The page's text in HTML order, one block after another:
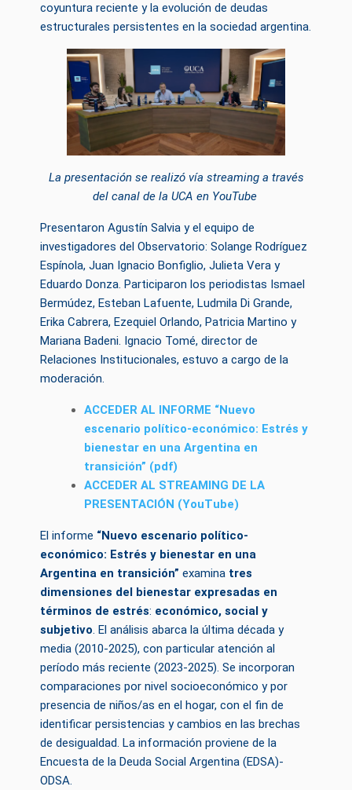
coyuntura reciente y la evolución de deudas
estructurales persistentes en la sociedad argentina.
La presentación se realizó vía streaming a través
del canal de la UCA en YouTube
Presentaron Agustín Salvia y el equipo de
investigadores del Observatorio: Solange Rodríguez
Espínola, Juan Ignacio Bonfiglio, Julieta Vera y
Eduardo Donza. Participaron los periodistas Ismael
Bermúdez, Esteban Lafuente, Ludmila Di Grande,
Erika Cabrera, Ezequiel Orlando, Patricia Martino y
Mariana Badeni. Ignacio Tomé, director de
Relaciones Institucionales, estuvo a cargo de la
moderación.
ACCEDER AL INFORME ​​“Nuevo
escenario político-económico: Estrés y
bienestar en una Argentina en
transición” (pdf)
ACCEDER AL STREAMING DE LA
PRESENTACIÓN (YouTube)
El informe “Nuevo escenario político-
económico: Estrés y bienestar en una
Argentina en transición” examina tres
dimensiones del bienestar expresadas en
términos de estrés: económico, social y
subjetivo. El análisis abarca la última década y
media (2010-2025), con particular atención al
período más reciente (2023-2025). Se incorporan
comparaciones por nivel socioeconómico y por
presencia de niños/as en el hogar, con el fin de
identificar persistencias y cambios en las brechas
de desigualdad. La información proviene de la
Encuesta de la Deuda Social Argentina (EDSA)-
ODSA.